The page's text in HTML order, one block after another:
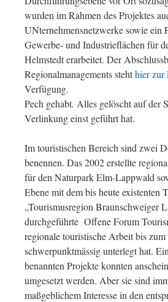
wurden im Rahmen des Projektes
UNternehmensnetzwerke sowie ein
Gewerbe- und Industrieflächen für
Helmstedt erarbeitet. Der
Regionalmanagements stehthier zur
Verfügung.
Pech gehabt. Alles gelöscht auf der
Verlinkung einst geführt hat.
Im touristischen Bereich sind zwei
benennen. Das 2002 erstellte
für den Naturpark Elm-Lappwald
Ebene mit dem bis heute existenten
„Tourismusregion Braunschweiger
durchgeführte Offene Forum
regionale touristische Arbeit bis zum
schwerpunktmässig unterlegt hat.
benannten Projekte konnten
umgesetzt werden. Aber sie sind
maßgeblichem Interesse in den